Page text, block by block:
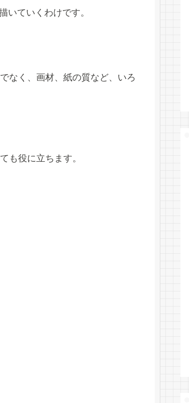
いていくわけです。
なく、画材、紙の質など、いろ
も役に立ちます。